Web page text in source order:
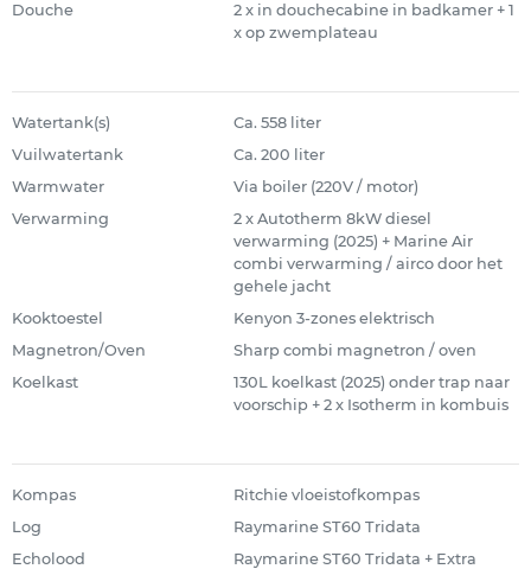
Douche
2 x in douchecabine in badkamer + 1
x op zwemplateau
Watertank(s)
Ca. 558 liter
Vuilwatertank
Ca. 200 liter
Warmwater
Via boiler (220V / motor)
Verwarming
2 x Autotherm 8kW diesel
verwarming (2025) + Marine Air
combi verwarming / airco door het
gehele jacht
Kooktoestel
Kenyon 3-zones elektrisch
Magnetron/Oven
Sharp combi magnetron / oven
Koelkast
130L koelkast (2025) onder trap naar
voorschip + 2 x Isotherm in kombuis
Kompas
Ritchie vloeistofkompas
Log
Raymarine ST60 Tridata
Echolood
Raymarine ST60 Tridata + Extra